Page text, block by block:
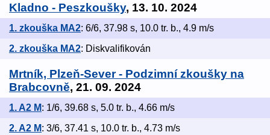
Kladno - Peszkoušky, 13. 10. 2024
1. zkouška MA2: 6/6, 37.98 s, 10.0 tr. b., 4.9 m/s
2. zkouška MA2: Diskvalifikován
Mrtník, Plzeň-Sever - Podzimní zkoušky na
Brabcovně, 21. 09. 2024
1. A2 M: 1/6, 39.68 s, 5.0 tr. b., 4.66 m/s
2. A2 M: 3/6, 37.41 s, 10.0 tr. b., 4.73 m/s